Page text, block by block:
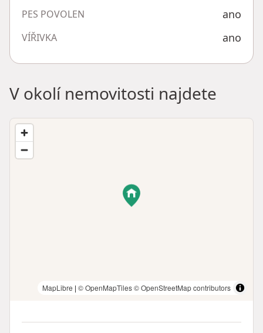
PES POVOLEN ano
VÍŘIVKA ano
V okolí nemovitosti najdete
MapLibre | © OpenMapTiles© OpenStreetMap contributors